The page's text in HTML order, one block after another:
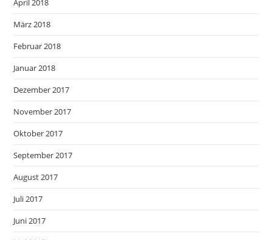
März 2018
Februar 2018
Januar 2018
Dezember 2017
November 2017
Oktober 2017
September 2017
August 2017
Juli 2017
Juni 2017